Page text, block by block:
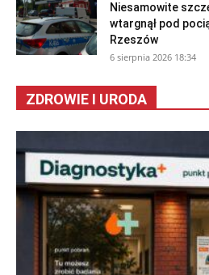
Niesamowite
wtargnął pod
Rzeszów
6 sierpnia 2026 18:34
ZDROWIE I URODA